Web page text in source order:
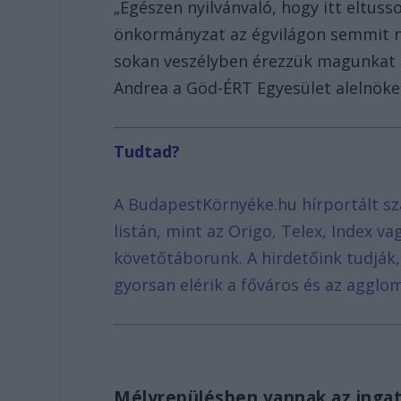
„Egészen nyilvánvaló, hogy itt
önkormányzat az égvilágon semmit
sokan veszélyben érezzük magunkat
Andrea a Göd-ÉRT Egyesület
Tudtad?
A BudapestKörnyéke.hu hírportált
listán, mint az Origo, Telex, Index
követőtáborunk. A hirdetőink
gyorsan elérik a főváros és az